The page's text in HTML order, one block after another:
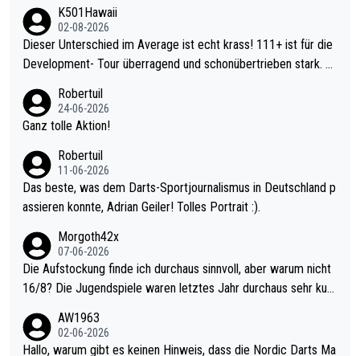
K501Hawaii
02-08-2026
Dieser Unterschied im Average ist echt krass! 111+ ist für die
Development- Tour überragend und schonübertrieben stark. U
mal 40+ erst recht. Da gewinnst keinen Blumentopf - ist ja noc
h krasser wie ein Pokalspiel eines Kreisligisten vs einem Bund
Robertuil
24-06-2026
Ganz tolle Aktion!
Robertuil
11-06-2026
Das beste, was dem Darts-Sportjournalismus in Deutschland p
assieren konnte, Adrian Geiler! Tolles Portrait :).
Morgoth42x
07-06-2026
Die Aufstockung finde ich durchaus sinnvoll, aber warum nicht
16/8? Die Jugendspiele waren letztes Jahr durchaus sehr kurz
Allerdings ist Mitchell Lawrie als Nummer 1 der Welt eh qualifi
ziert. Somit ändert die automatische Qualifikation des Weltmei
AW1963
02-06-2026
Hallo, warum gibt es keinen Hinweis, dass die Nordic Darts Ma